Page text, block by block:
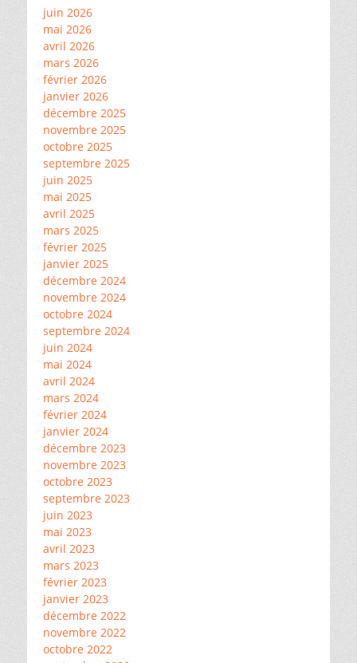
juin 2026
mai 2026
avril 2026
mars 2026
février 2026
janvier 2026
décembre 2025
novembre 2025
octobre 2025
septembre 2025
juin 2025
mai 2025
avril 2025
mars 2025
février 2025
janvier 2025
décembre 2024
novembre 2024
octobre 2024
septembre 2024
juin 2024
mai 2024
avril 2024
mars 2024
février 2024
janvier 2024
décembre 2023
novembre 2023
octobre 2023
septembre 2023
juin 2023
mai 2023
avril 2023
mars 2023
février 2023
janvier 2023
décembre 2022
novembre 2022
octobre 2022